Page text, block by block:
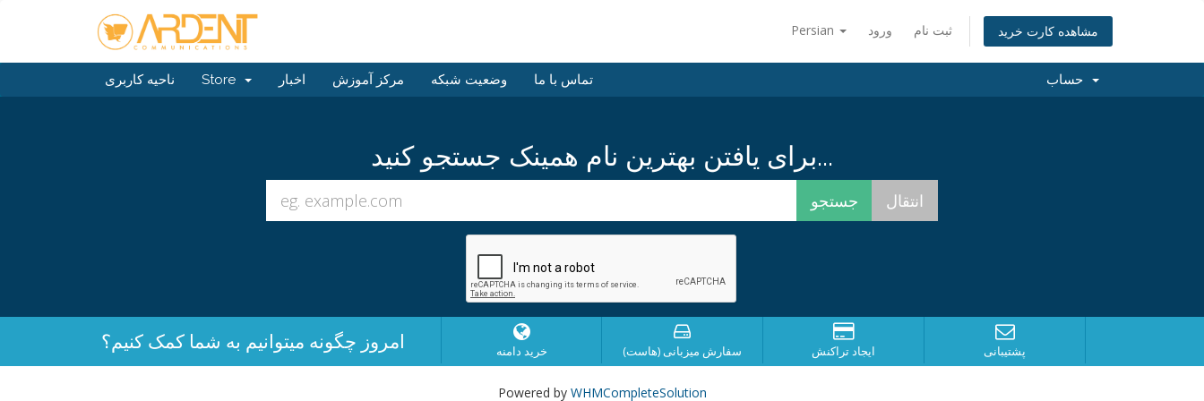
Persian ورود ثبت نام مشاهده کارت خرید
ناحیه کاربری Store اخبار مرکز آموزش وضعیت شبکه تماس با ما
برای یافتن بهترین نام همینک جستجو کنید...
امروز چگونه میتوانیم به شما کمک کنیم؟ خرید دامنه سفارش میزبانی (هاست) ایجاد تراکنش پشتیبانی
Powered by WHMCompleteSolution